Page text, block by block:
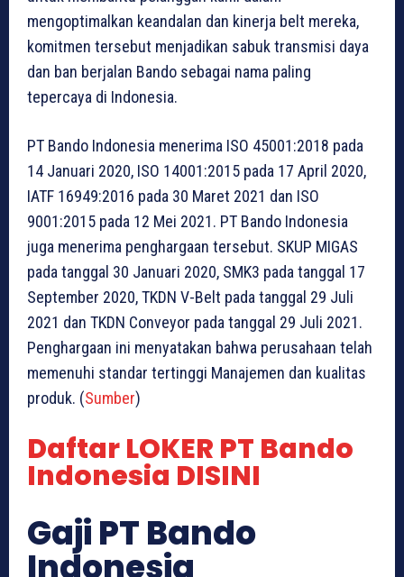
mengoptimalkan keandalan dan kinerja belt mereka,
komitmen tersebut menjadikan sabuk transmisi daya
dan ban berjalan Bando sebagai nama paling
tepercaya di Indonesia.
PT Bando Indonesia menerima ISO 45001:2018 pada
14 Januari 2020, ISO 14001:2015 pada 17 April 2020,
IATF 16949:2016 pada 30 Maret 2021 dan ISO
9001:2015 pada 12 Mei 2021. PT Bando Indonesia
juga menerima penghargaan tersebut. SKUP MIGAS
pada tanggal 30 Januari 2020, SMK3 pada tanggal 17
September 2020, TKDN V-Belt pada tanggal 29 Juli
2021 dan TKDN Conveyor pada tanggal 29 Juli 2021.
Penghargaan ini menyatakan bahwa perusahaan telah
memenuhi standar tertinggi Manajemen dan kualitas
produk. (Sumber)
Daftar LOKER PT Bando
Indonesia DISINI
Gaji PT Bando